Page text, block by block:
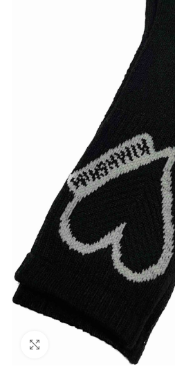
Click to enlarge